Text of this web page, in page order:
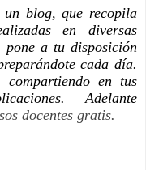
un blog, que recopila
en diversas
pone a tu disposición
cada día.
compartiendo en tus
Adelante
docentes gratis.